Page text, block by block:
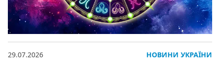
29.07.2026 НОВИНИ УКРАЇНИ